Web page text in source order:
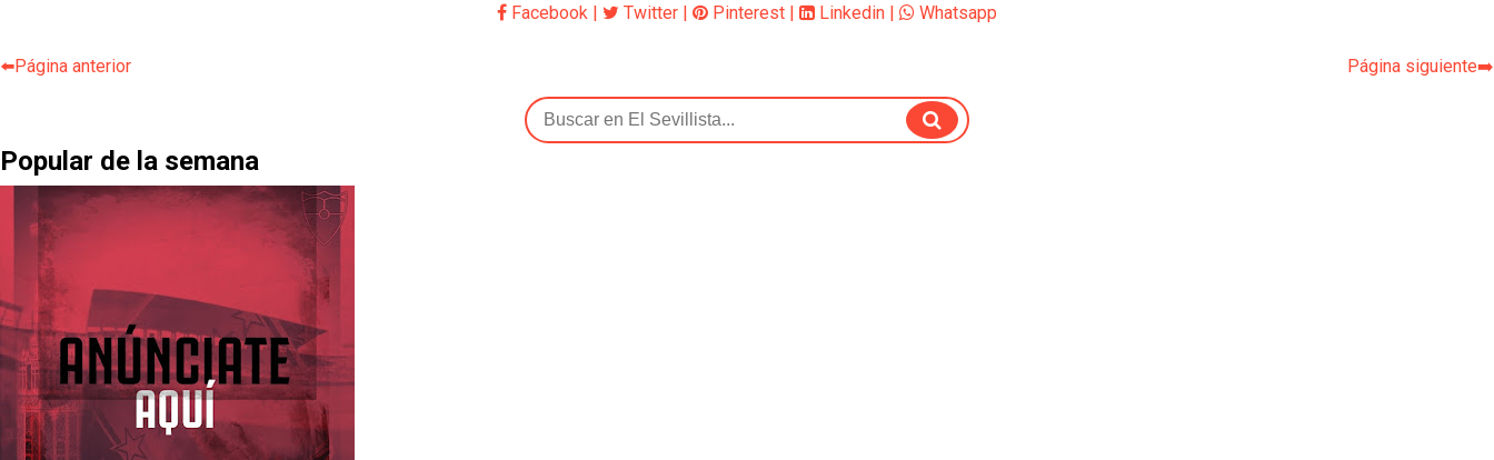
Facebook | Twitter | Pinterest | Linkedin | Whatsapp
⬅️Página anterior Página siguiente➡️
Popular de la semana